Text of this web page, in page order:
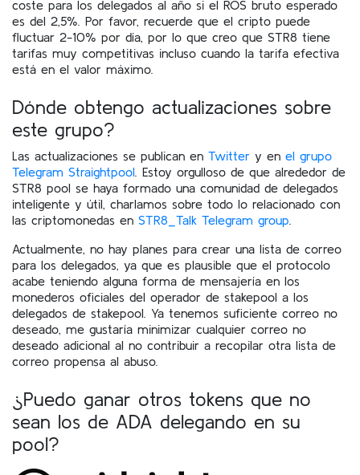
coste para los delegados al año si el ROS bruto esperado
es del 2,5%. Por favor, recuerde que el cripto puede
fluctuar 2-10% por día, por lo que creo que STR8 tiene
tarifas muy competitivas incluso cuando la tarifa efectiva
está en el valor máximo.
Dónde obtengo actualizaciones sobre
este grupo?
Las actualizaciones se publican en Twitter y en el grupo
Telegram Straightpool . Estoy orgulloso de que alrededor de
STR8 pool se haya formado una comunidad de delegados
inteligente y útil, charlamos sobre todo lo relacionado con
las criptomonedas en STR8_Talk Telegram group
Actualmente, no hay planes para crear una lista de correo
para los delegados, ya que es plausible que el protocolo
acabe teniendo alguna forma de mensajería en los
monederos oficiales del operador de stakepool a los
delegados de stakepool. Ya tenemos suficiente correo no
deseado, me gustaría minimizar cualquier correo no
deseado adicional al no contribuir a recopilar otra lista de
correo propensa al abuso.
¿Puedo ganar otros tokens que no
sean los de ADA delegando en su
pool?